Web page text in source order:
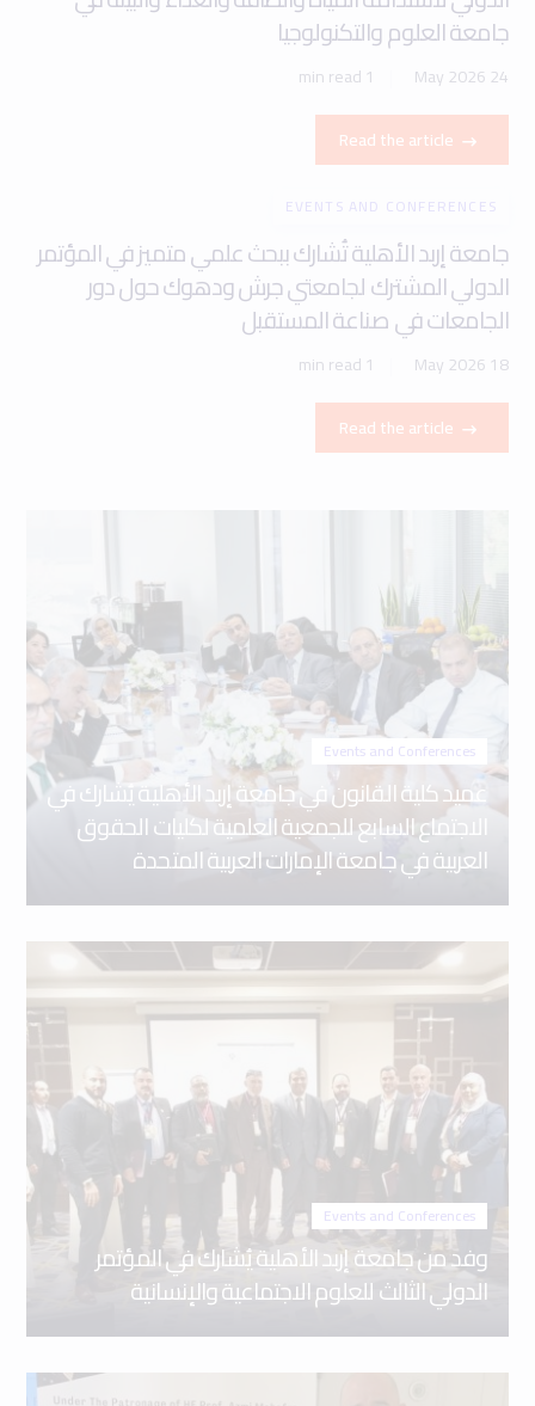
جامعة العلوم والتكنولوجيا
24 May 2026
1 min read
Read the article
EVENTS AND CONFERENCES
جامعة إربد الأهلية تُشارك ببحث علمي متميز في المؤتمر
الدولي المشترك لجامعتي جرش ودهوك حول دور
الجامعات في صناعة المستقبل
18 May 2026
1 min read
Read the article
Events and Conferences
عميد كلية القانون في جامعة إربد الأهلية يُشارك في
الاجتماع السابع للجمعية العلمية لكليات الحقوق
العربية في جامعة الإمارات العربية المتحدة
Events and Conferences
وفد من جامعة إربد الأهلية يُشارك في المؤتمر
الدولي الثالث للعلوم الاجتماعية والإنسانية